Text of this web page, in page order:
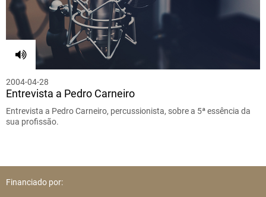
2004-04-28
Entrevista a Pedro Carneiro
Entrevista a Pedro Carneiro, percussionista, sobre a 5ª essência da
sua profissão.
Financiado por: